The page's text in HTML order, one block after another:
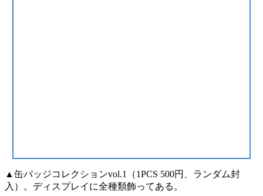
▲缶バッジコレクションvol.1（1PCS 500円、ランダム封
入）。ディスプレイに全種類飾ってある。